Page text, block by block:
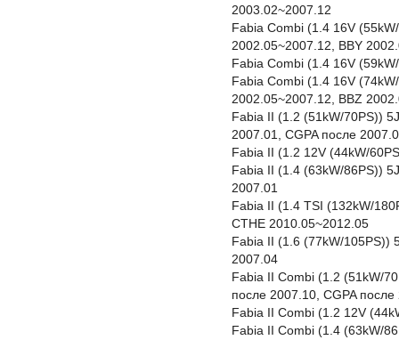
2003.02~2007.12
Fabia Combi (1.4 16V
2002.05~2007.12, BBY
Fabia Combi (1.4 16V
Fabia Combi (1.4 16V
2002.05~2007.12, BBZ
Fabia II (1.2 (51kW/70PS))
2007.01, CGPA после
Fabia II (1.2 12V (44kW/
Fabia II (1.4 (63kW/86PS))
2007.01
Fabia II (1.4 TSI (132kW/
CTHE 2010.05~2012.05
Fabia II (1.6 (77kW/105PS))
2007.04
Fabia II Combi (1.2 (51kW/
после 2007.10, CGPA
Fabia II Combi (1.2 12V
Fabia II Combi (1.4 (63kW/